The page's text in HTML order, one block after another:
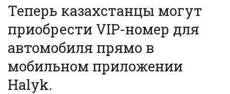
Теперь казахстанцы могут
приобрести VIP-номер для
автомобиля прямо в
мобильном приложении
Halyk.